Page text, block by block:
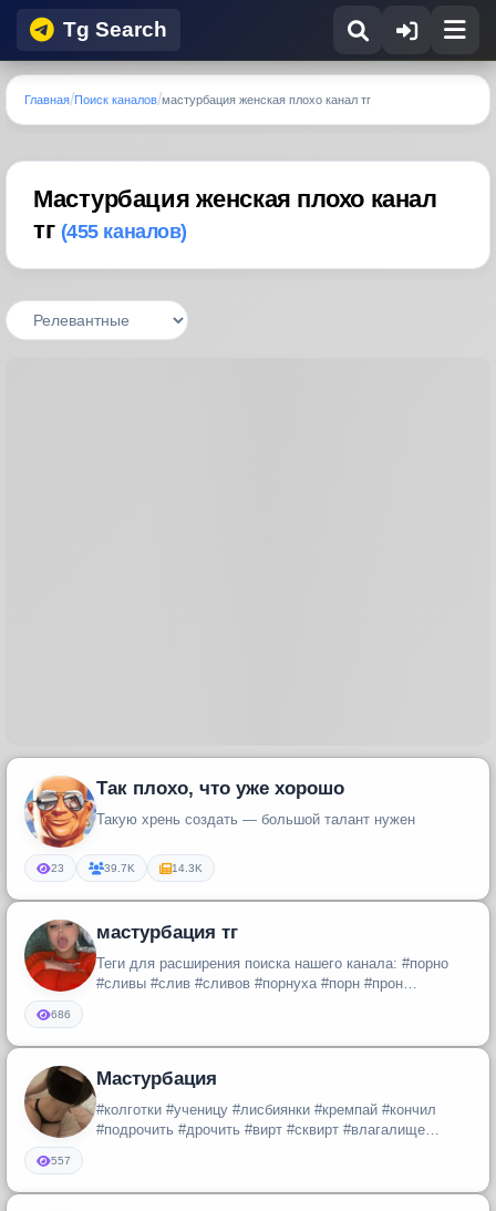
Tg Search
Главная Поиск каналов мастурбация женская плохо канал тг
Мастурбация женская плохо канал
тг (455 каналов)
Так плохо, что уже хорошо
Такую хрень создать — большой талант нужен
23 39.7K 14.3K
мастурбация тг
Теги для расширения поиска нашего канала: #порно
#сливы #слив #сливов #порнуха #порн #прон
686
Мастурбация
#колготки #ученицу #лисбиянки #кремпай #кончил
#подрочить #дрочить #вирт #сквирт #влагалище
557